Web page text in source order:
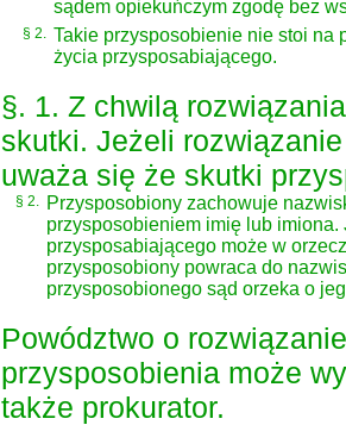
sądem opiekuńczym zgodę bez
§ 2. Takie przysposobienie nie stoi na
życia przysposabiającego.
§. 1. Z chwilą
skutki. Jeżeli
uważa się że skutki
§ 2. Przysposobiony zachowuje
przysposobieniem imię lub
przysposabiającego może w
przysposobiony powraca do
przysposobionego sąd orzeka o
Powództwo o rozwiązanie
przysposobienia może
także prokurator.